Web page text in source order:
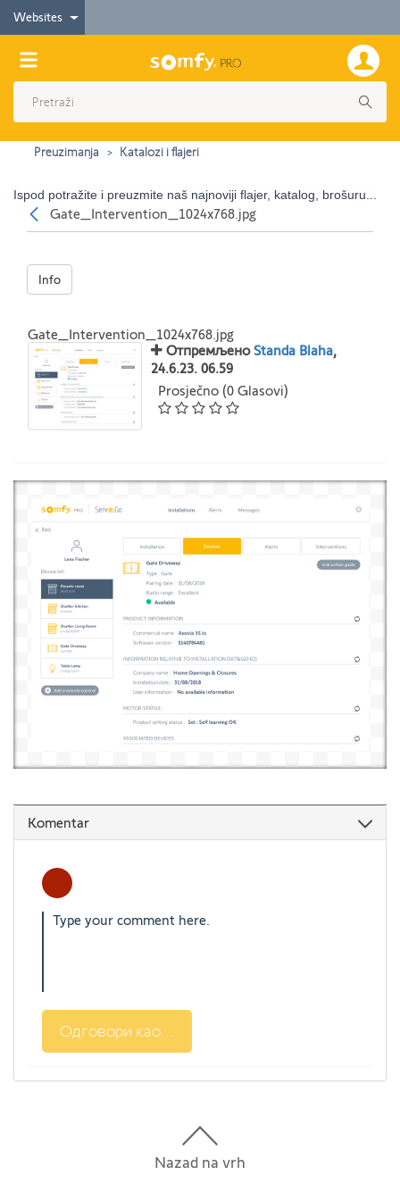
Websites
Preuzimanja Katalozi i flajeri
Ispod potražite i preuzmite naš najnoviji flajer, katalog, brošuru...
Nazad
Gate_Intervention_1024x768.jpg
Info
Gate_Intervention_1024x768.jpg
ОтпремљеноStanda Blaha,
24.6.23. 06.59
Prosječno (0 Glasovi)
Komentar
Одговори као...
Nazad na vrh